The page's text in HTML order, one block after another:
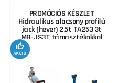
PROMÓCIÓS KÉSZLET
Hidraulikus alacsony profilú
jack (hever) 2,5t TA253 3t
MB-JS3T támasztékokkal
AKCIÓ